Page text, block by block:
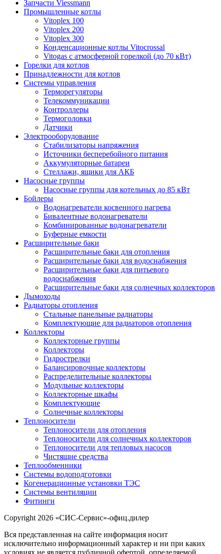
Запчасти Viessmann
Промышленные котлы
Vitoplex 100
Vitoplex 200
Vitoplex 300
Конденсационные котлы Vitocrossal
Vitogas с атмосферной горелкой (до 70 кВт)
Горелки для котлов
Принадлежности для котлов
Системы управления
Терморегуляторы
Телекоммуникации
Контроллеры
Термоголовки
Датчики
Электрооборудование
Стабилизаторы напряжения
Источники бесперебойного питания
Аккумуляторные батареи
Стеллажи, ящики для АКБ
Насосные группы
Насосные группы для котельных до 85 кВт
Бойлеры
Водонагреватели косвенного нагрева
Бивалентные водонагреватели
Комбинированные водонагреватели
Буферные емкости
Расширительные баки
Расширительные баки для отопления
Расширительные баки для водоснабжения
Расширительные баки для питьевого
водоснабжения
Расширительные баки для солнечных коллекторов
Дымоходы
Радиаторы отопления
Стальные панельные радиаторы
Комплектующие для радиаторов отопления
Коллекторы
Коллекторные группы
Коллекторы
Гидрострелки
Балансировочные коллекторы
Распределительные коллекторы
Модульные коллекторы
Коллекторные шкафы
Комплектующие
Солнечные коллекторы
Теплоносители
Теплоносители для отопления
Теплоносители для солнечных коллекторов
Теплоносители для тепловых насосов
Чистящие средства
Теплообменники
Системы водоподготовки
Когенерационные установки ТЭС
Системы вентиляции
Фитинги
Copyright 2026 «СИС-Сервис»-офиц.дилер
Вся представленная на сайте информация носит
исключительно информационный характер и ни при каких